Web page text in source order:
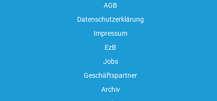
AGB
Datenschutzerklärung
Impressum
EzB
Jobs
Geschäftspartner
Archiv